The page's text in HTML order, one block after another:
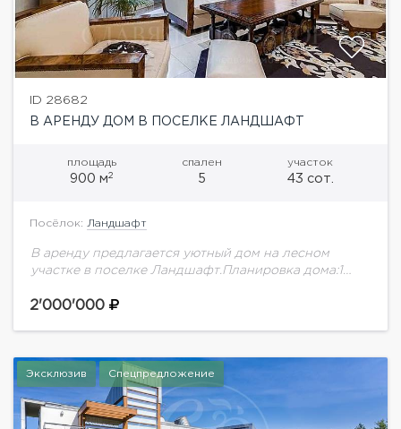
ID 28682
В АРЕНДУ ДОМ В ПОСЕЛКЕ ЛАНДШАФТ
площадь
900 м2
спален
5
участок
43 сот.
Посёлок: Ландшафт
В аренду предлагается уютный дом на лесном
участке в поселке Ландшафт.Планировка дома:1
кухня, столовая, гостиная с камином и выходом на
2'000'000
Эксклюзив Спецпредложение